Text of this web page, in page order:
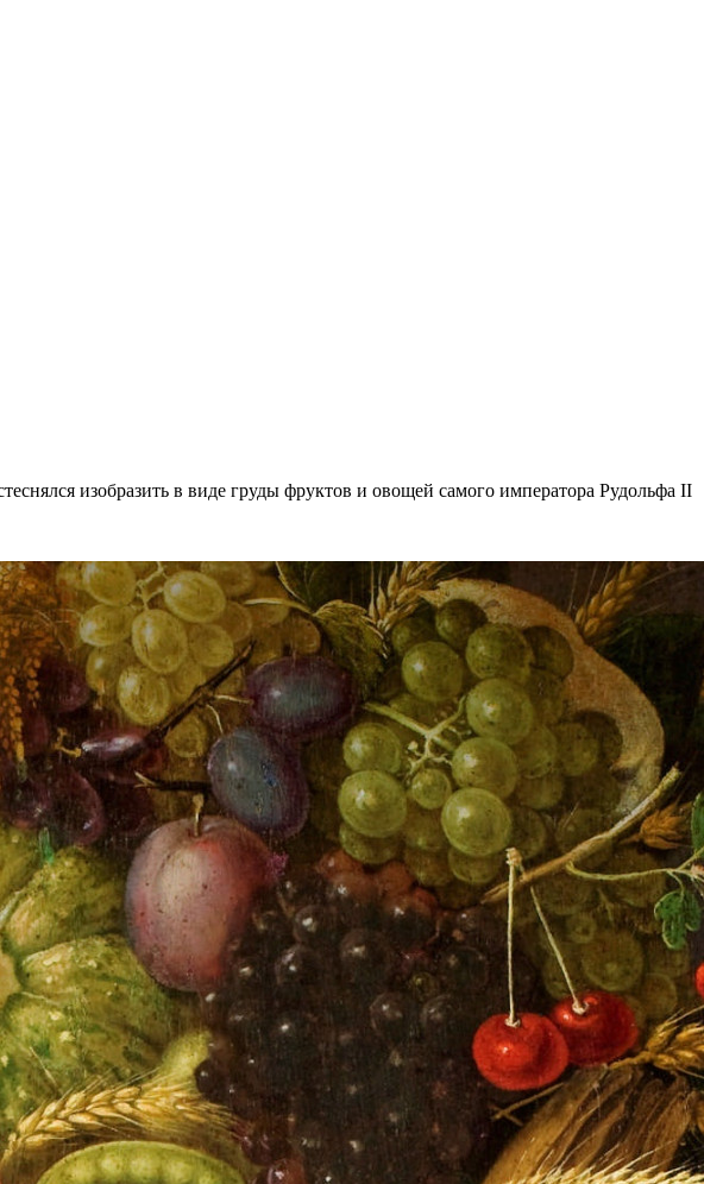
изобразить в виде груды фруктов и овощей самого императора Рудольфа II